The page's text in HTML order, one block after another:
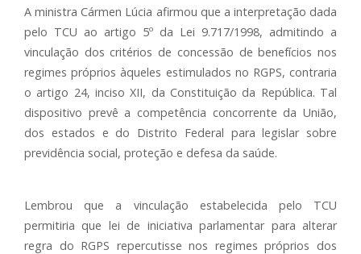
A ministra Cármen Lúcia afirmou que a interpretação dada
pelo TCU ao artigo 5º da Lei 9.717/1998, admitindo a
vinculação dos critérios de concessão de benefícios nos
regimes próprios àqueles estimulados no RGPS, contraria
o artigo 24, inciso XII, da Constituição da República. Tal
dispositivo prevê a competência concorrente da União,
dos estados e do Distrito Federal para legislar sobre
previdência social, proteção e defesa da saúde.
Lembrou que a vinculação estabelecida pelo TCU
permitiria que lei de iniciativa parlamentar para alterar
regra do RGPS repercutisse nos regimes próprios dos